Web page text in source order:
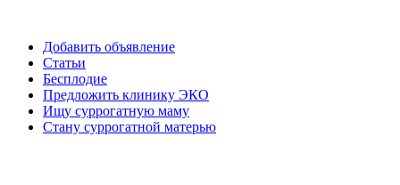
Добавить объявление
Статьи
Бесплодие
Предложить клинику ЭКО
Ищу суррогатную маму
Стану суррогатной матерью